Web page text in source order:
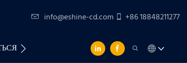
info@eshine-cd.com +86 18848211277
С НАМИ